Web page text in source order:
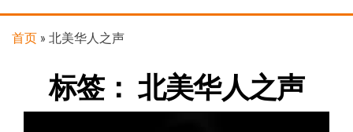
首页 » 北美华人之声
标签： 北美华人之声